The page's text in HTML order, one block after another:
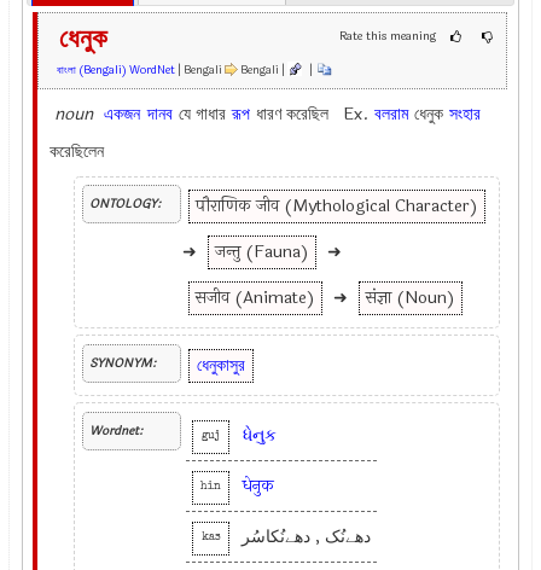
Rate this meaning
ধেনুক
বাংলা (Bengali) WordNet | Bengali Bengali | |
noun একজন দানব যে গাধাররূপ ধারণ করেছিল Ex. বলরাম ধেনুক সংহার
করেছিলেন
ONTOLOGY:
पौराणिक जीव (Mythological Character)
➜
जन्तु (Fauna)
➜
सजीव (Animate)
➜ संज्ञा (Noun)
SYNONYM: ধেনুকাসুর
Wordnet: guj ધેનુક
hin धेनुक
kas دھےنُک , دھےنُکاسُر